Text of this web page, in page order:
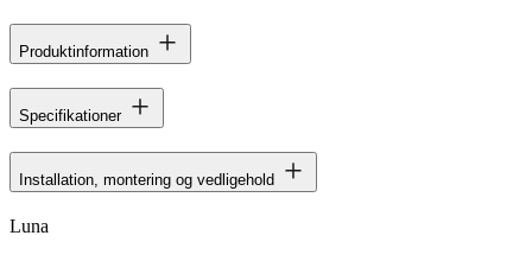
Produktinformation
Specifikationer
Installation, montering og vedligehold
Luna